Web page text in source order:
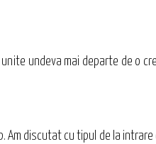
undeva mai departe de o
discutat cu tipul de la